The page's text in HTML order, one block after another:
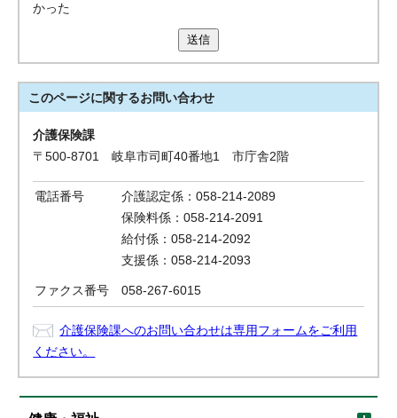
かった
送信
このページに関するお問い合わせ
介護保険課
〒500-8701 岐阜市司町40番地1 市庁舎2階
電話番号
介護認定係：058-214-2089
保険料係：058-214-2091
給付係：058-214-2092
支援係：058-214-2093
ファクス番号 058-267-6015
介護保険課へのお問い合わせは専用フォームをご利用
ください。